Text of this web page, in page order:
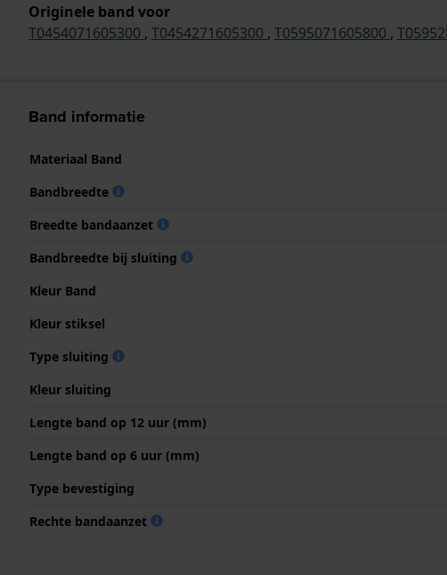
Originele band voor
T0454071605300 , T0454271605300 , T0595071605800 ,
Band informatie
Materiaal Band
Bandbreedte
Breedte bandaanzet
Bandbreedte bij sluiting
Kleur Band
Kleur stiksel
Type sluiting
Kleur sluiting
Lengte band op 12 uur (mm)
Lengte band op 6 uur (mm)
Type bevestiging
Rechte bandaanzet